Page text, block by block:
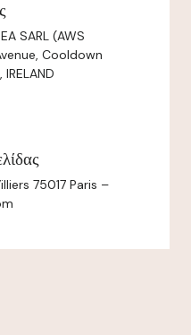
SARL (AWS
Cooldown
75017 Paris –